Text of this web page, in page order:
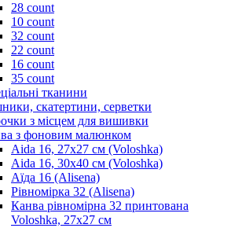
28 count
10 count
32 count
22 count
16 count
35 count
тканини
скатертини, серветки
з місцем для вишивки
з фоновим малюнком
Aida 16, 27х27 см (Voloshka)
Aida 16, 30х40 см (Voloshka)
Аїда 16 (Alisena)
Рівномірка 32 (Alisena)
Канва рівномірна 32 принтована
Voloshka, 27х27 см